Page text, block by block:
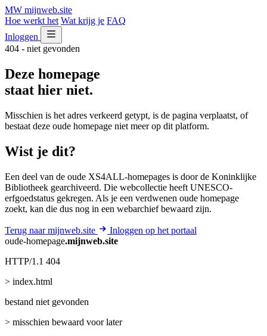
MW mijnweb.site
Hoe werkt het Wat krijg je FAQ
Inloggen
404 - niet gevonden
Deze homepage
staat hier niet.
Misschien is het adres verkeerd getypt, is de pagina verplaatst, of
bestaat deze oude homepage niet meer op dit platform.
Wist je dit?
Een deel van de oude XS4ALL-homepages is door de Koninklijke
Bibliotheek gearchiveerd. Die webcollectie heeft UNESCO-
erfgoedstatus gekregen. Als je een verdwenen oude homepage
zoekt, kan die dus nog in een webarchief bewaard zijn.
Terug naar mijnweb.site
Inloggen op het portaal
oude-homepage.mijnweb.site
HTTP/1.1 404
> index.html
bestand niet gevonden
> misschien bewaard voor later